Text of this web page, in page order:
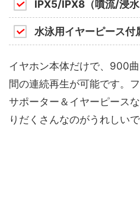
IPX5/IPX8（噴流/浸
水泳用イヤーピース付
イヤホン本体だけで、900
間の連続再生が可能です。
サポーター＆イヤーピース
りだくさんなのがうれしいで